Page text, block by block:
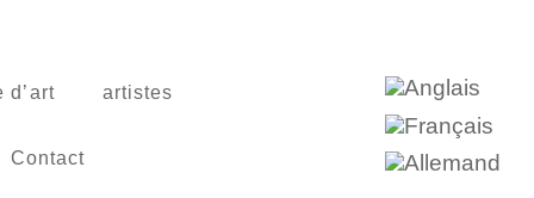
d’art artistes
Contact